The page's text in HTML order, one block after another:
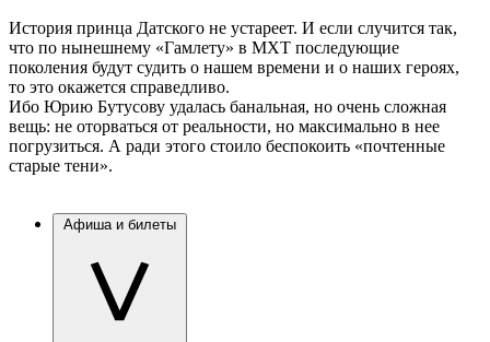
История принца Датского не устареет. И если случится так,
что по нынешнему «Гамлету» в МХТ последующие
поколения будут судить о нашем времени и о наших героях,
то это окажется справедливо.
Ибо Юрию Бутусову удалась банальная, но очень сложная
вещь: не оторваться от реальности, но максимально в нее
погрузиться. А ради этого стоило беспокоить «почтенные
старые тени».
Афиша и билеты